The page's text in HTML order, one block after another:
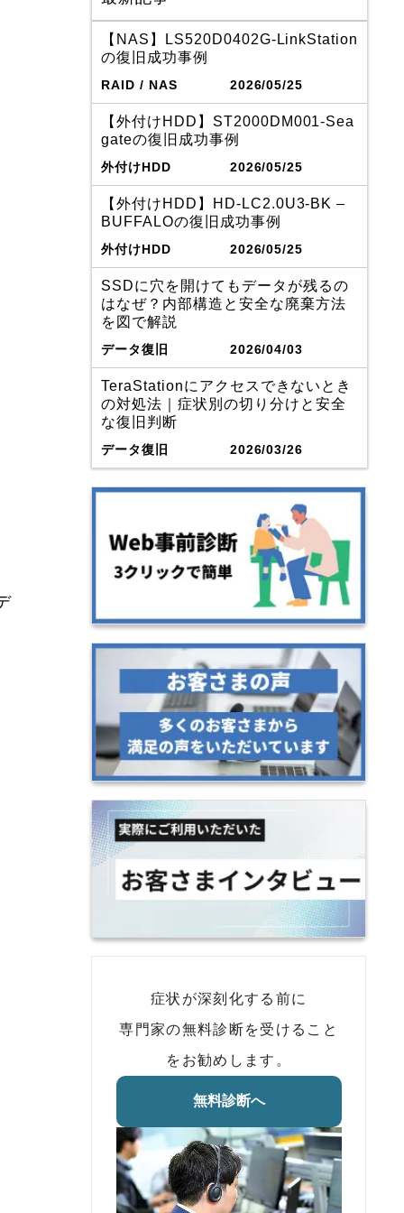
【NAS】LS520D0402G-LinkStation
の復旧成功事例
RAID / NAS 2026/05/25
【外付けHDD】ST2000DM001-Sea
gateの復旧成功事例
外付けHDD 2026/05/25
【外付けHDD】HD-LC2.0U3-BK –
BUFFALOの復旧成功事例
外付けHDD 2026/05/25
SSDに穴を開けてもデータが残るの
はなぜ？内部構造と安全な廃棄方法
を図で解説
データ復旧 2026/04/03
TeraStationにアクセスできないとき
の対処法｜症状別の切り分けと安全
な復旧判断
データ復旧 2026/03/26
症状が深刻化する前に
専門家の無料診断を受けること
をお勧めします。
無料診断へ